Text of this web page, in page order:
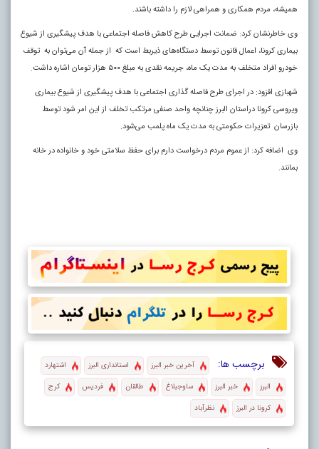
همیشه، مردم همکاری و همراهی لازم را داشته باشند.
وی خاطرنشان کرد: ضمانت اجرایی طرح کاهش فاصله اجتماعی با هدف پیشگیری از شیوع
بیماری کرونا، اعمال قانون توسط دستگاه‌های ذیربط است که از جمله آن می‌توان به توقف
خودرو افراد متخلف به مدت یک ماه، جریمه نقدی به مبلغ ۵۰۰ هزار تومان اشاره داشت.
شهبازی افزود: در اجرای طرح فاصله گذاری اجتماعی با هدف پیشگیری از شیوع بیماری
ویروسی کرونا دراستان البرز چنانچه واحد صنفی مرتکب تخلف از این امر شود توسط
بازرسان تعزیرات حکومتی به مدت یک ماه پلمب می‌شود.
وی اضافه کرد: از عموم مردم درخواست دارم برای حفظ سلامتی خود و خانواده در خانه
بمانند.
برچسب ها: آخرین خبر البرز استانداری البرز
اشتهارد
البرز
خبر البرز ساوجبلاغ طالقان فردیس
کرج
کرونا در البرز
نظرآباد